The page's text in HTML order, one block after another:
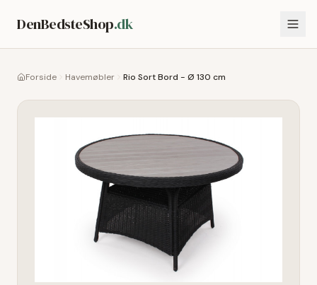
DenBedsteShop.dk
Forside Havemøbler Rio Sort Bord - Ø 130 cm